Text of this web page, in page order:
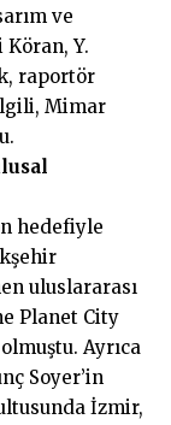
ve
Y.
raportör
Mimar
hedefiyle
uluslararası
Planet City
Ayrıca
Soyer’in
İzmir,